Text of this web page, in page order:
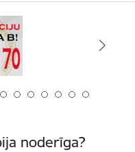
noderīga?